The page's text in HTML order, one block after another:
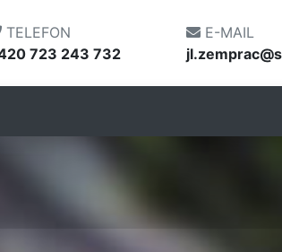
TELEFON
723 243 732
E-MAIL